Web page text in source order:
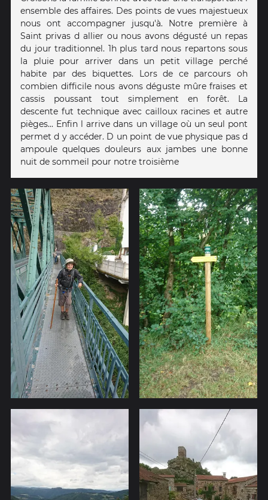
ensemble des affaires. Des points de vues majestueux
nous ont accompagner jusqu'à. Notre première à
Saint privas d allier ou nous avons dégusté un repas
du jour traditionnel. 1h plus tard nous repartons sous
la pluie pour arriver dans un petit village perché
habite par des biquettes. Lors de ce parcours oh
combien difficile nous avons déguste mûre fraises et
cassis poussant tout simplement en forêt. La
descente fut technique avec cailloux racines et autre
pièges... Enfin l arrive dans un village où un seul pont
permet d y accéder. D un point de vue physique pas d
ampoule quelques douleurs aux jambes une bonne
nuit de sommeil pour notre troisième